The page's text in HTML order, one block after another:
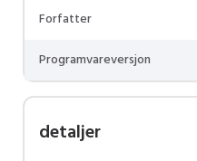
Forfatter
Programvareversjon
detaljer